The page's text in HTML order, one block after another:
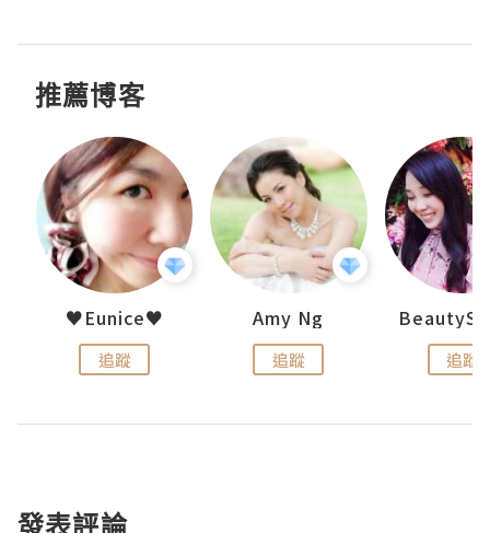
推薦博客
♥Eunice♥
追蹤
Amy Ng
追蹤 追蹤
發表評論